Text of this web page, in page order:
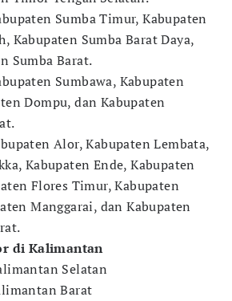
Sumba Timur, Kabupaten
Kabupaten Sumba Barat Daya,
Sumba Barat.
Sumbawa, Kabupaten
Dompu, dan Kabupaten
Alor, Kabupaten Lembata,
Kabupaten Ende, Kabupaten
Flores Timur, Kabupaten
Manggarai, dan Kabupaten
di Kalimantan
Selatan
Barat